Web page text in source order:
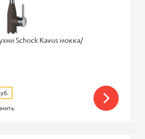
Schock Kavus мокка/